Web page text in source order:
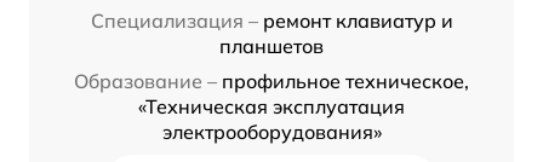
Специализация – ремонт клавиатур и
планшетов
Образование – профильное техническое,
«Техническая эксплуатация
электрооборудования»